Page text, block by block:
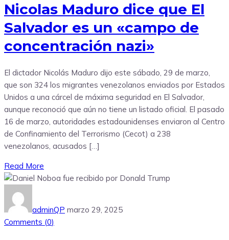
Nicolas Maduro dice que El
Salvador es un «campo de
concentración nazi»
El dictador Nicolás Maduro dijo este sábado, 29 de marzo,
que son 324 los migrantes venezolanos enviados por Estados
Unidos a una cárcel de máxima seguridad en El Salvador,
aunque reconoció que aún no tiene un listado oficial. El pasado
16 de marzo, autoridades estadounidenses enviaron al Centro
de Confinamiento del Terrorismo (Cecot) a 238
venezolanos, acusados […]
Read More
adminQP marzo 29, 2025
Comments (0)